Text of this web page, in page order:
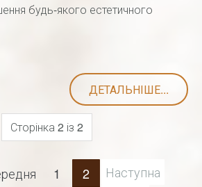
будь-якого естетичного
ДЕТАЛЬНІШЕ...
Сторінка 2 із 2
1 2
Наступна